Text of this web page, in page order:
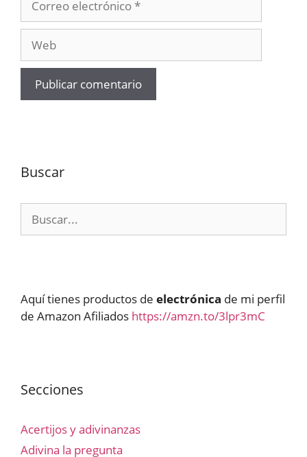
electrónico
Buscar
Aquí tienes productos de electrónica de mi perfil
de Amazon Afiliados https://amzn.to/3lpr3mC
Secciones
Acertijos y adivinanzas
Adivina la pregunta